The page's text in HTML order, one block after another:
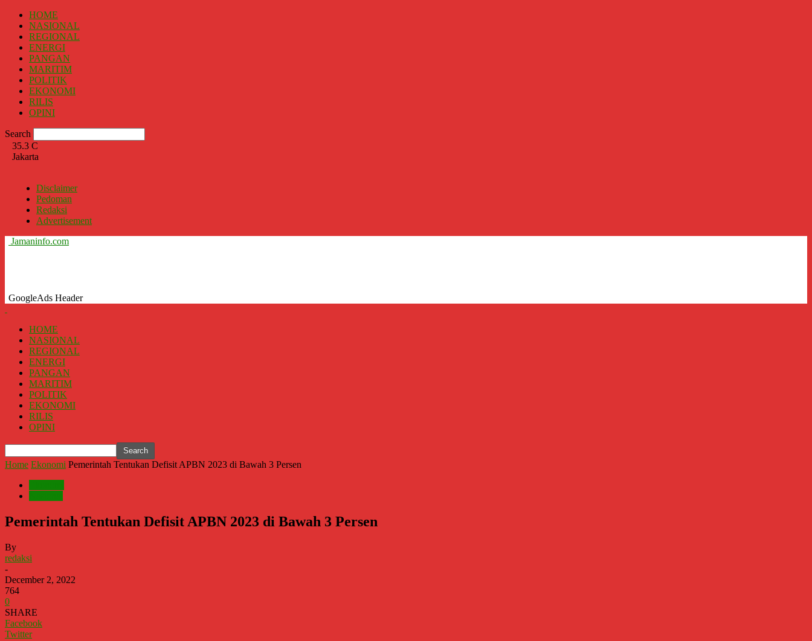
HOME
NASIONAL
REGIONAL
ENERGI
PANGAN
MARITIM
POLITIK
EKONOMI
RILIS
OPINI
Search
35.3 C
Jakarta
Disclaimer
Pedoman
Redaksi
Advertisement
Jamaninfo.com
GoogleAds Header
HOME
NASIONAL
REGIONAL
ENERGI
PANGAN
MARITIM
POLITIK
EKONOMI
RILIS
OPINI
Home Ekonomi Pemerintah Tentukan Defisit APBN 2023 di Bawah 3 Persen
Pemerintah Tentukan Defisit APBN 2023 di Bawah 3 Persen
By
redaksi
-
December 2, 2022
764
0
SHARE
Facebook
Twitter